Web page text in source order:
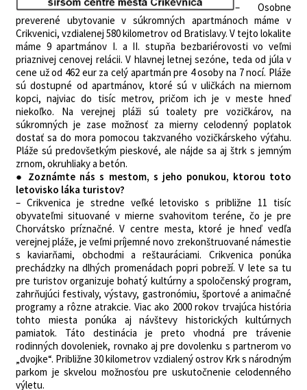
– Osobne
preverené ubytovanie v súkromných apartmánoch máme v
Crikvenici, vzdialenej 580 kilometrov od Bratislavy. V tejto lokalite
máme 9 apartmánov I. a II. stupňa bezbariérovosti vo veľmi
priaznivej cenovej relácii. V hlavnej letnej sezóne, teda od júla v
cene už od 462 eur za celý apartmán pre 4 osoby na 7 nocí. Pláže
sú dostupné od apartmánov, ktoré sú v uličkách na miernom
kopci, najviac do tisíc metrov, pričom ich je v meste hneď
niekoľko. Na verejnej pláži sú toalety pre vozičkárov, na
súkromných je zase možnosť za mierny celodenný poplatok
dostať sa do mora pomocou takzvaného vozičkárskeho výťahu.
Pláže sú predovšetkým pieskové, ale nájde sa aj štrk s jemným
zrnom, okruhliaky a betón.
● Zoznámte nás s mestom, s jeho ponukou, ktorou toto
letovisko láka turistov?
– Crikvenica je stredne veľké letovisko s približne 11 tisíc
obyvateľmi situované v mierne svahovitom teréne, čo je pre
Chorvátsko príznačné. V centre mesta, ktoré je hneď vedľa
verejnej pláže, je veľmi príjemné novo zrekonštruované námestie
s kaviarňami, obchodmi a reštauráciami. Crikvenica ponúka
prechádzky na dlhých promenádach popri pobreží. V lete sa tu
pre turistov organizuje bohatý kultúrny a spoločenský program,
zahrňujúci festivaly, výstavy, gastronómiu, športové a animačné
programy a rôzne atrakcie. Viac ako 2000 rokov trvajúca história
tohto miesta ponúka aj návštevy historických kultúrnych
pamiatok. Táto destinácia je preto vhodná pre trávenie
rodinných dovoleniek, rovnako aj pre dovolenku s partnerom vo
„dvojke“. Približne 30 kilometrov vzdialený ostrov Krk s národným
parkom je skvelou možnosťou pre uskutočnenie celodenného
výletu.